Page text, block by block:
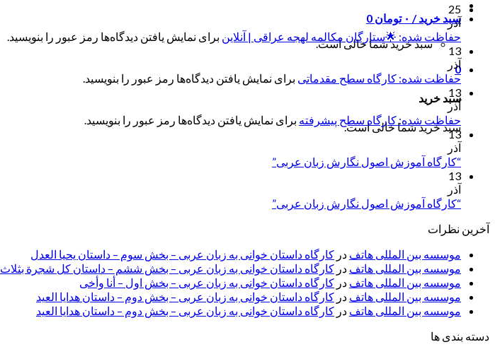
سبد خرید / ۰ تومان 0
سبد خرید شما خالی است.
0
سبد خرید
سبد خرید شما خالی است.
25
آذر
حفاظت شده: 🌟ستارگان مکالمه لهجه عراقی | آنلاین برای نمایش یافتن دیدگاه‌ها رمز عبور را بنویسید.
13
آذر
حفاظت شده: کارگاه سطح مقدماتی برای نمایش یافتن دیدگاه‌ها رمز عبور را بنویسید.
13
آذر
حفاظت شده: کارگاه سطح پیشرفته برای نمایش یافتن دیدگاه‌ها رمز عبور را بنویسید.
13
آذر
“کارگاه آموزش اصول نگارش زبان عربی”
13
آذر
“کارگاه آموزش اصول نگارش زبان عربی”
آخرین نظرات
موسسه بین المللی هاتف در کارگاه داستان خوانی به زبان عربی – بخش سوم – داستان یحیا العدل
موسسه بین المللی هاتف در کارگاه داستان خوانی به زبان عربی – بخش ششم – داستان کل شجرة بثلاث
موسسه بین المللی هاتف در کارگاه داستان خوانی به زبان عربی – بخش اول – أنا وأخی
موسسه بین المللی هاتف در کارگاه داستان خوانی به زبان عربی – بخش دوم – داستان هدایا العید
موسسه بین المللی هاتف در کارگاه داستان خوانی به زبان عربی – بخش دوم – داستان هدایا العید
دسته بندی ها